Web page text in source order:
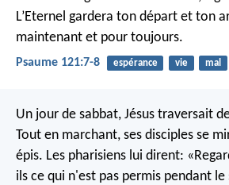
L’Eternel gardera ton départ et ton
maintenant et pour toujours.
Psaume 121:7-8 espérance vie mal
Un jour de sabbat, Jésus traversait
Tout en marchant, ses disciples se
épis. Les pharisiens lui dirent:
ils ce qui n'est pas permis pendant le